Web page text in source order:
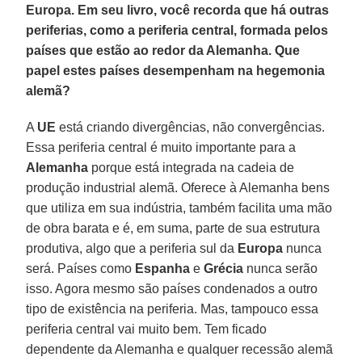
Europa. Em seu livro, você recorda que há outras
periferias, como a periferia central, formada pelos
países que estão ao redor da Alemanha. Que
papel estes países desempenham na hegemonia
alemã?
A UE está criando divergências, não convergências.
Essa periferia central é muito importante para a
Alemanha porque está integrada na cadeia de
produção industrial alemã. Oferece à Alemanha bens
que utiliza em sua indústria, também facilita uma mão
de obra barata e é, em suma, parte de sua estrutura
produtiva, algo que a periferia sul da Europa nunca
será. Países como Espanha eGrécia nunca serão
isso. Agora mesmo são países condenados a outro
tipo de existência na periferia. Mas, tampouco essa
periferia central vai muito bem. Tem ficado
dependente da Alemanha e qualquer recessão alemã